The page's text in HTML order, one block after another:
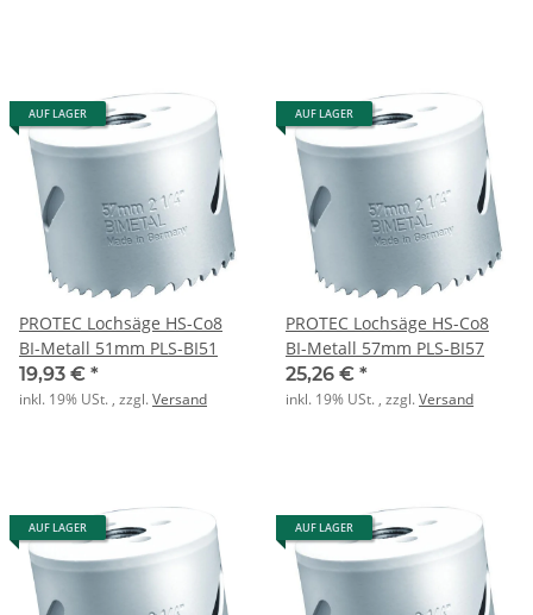
AUF LAGER
PROTEC Lochsäge HS-Co8
BI-Metall 51mm PLS-BI51
19,93 € *
inkl. 19% USt. , zzgl.Versand
AUF LAGER
PROTEC Lochsäge HS-Co8
BI-Metall 57mm PLS-BI57
25,26 € *
inkl. 19% USt. , zzgl.Versand
AUF LAGER AUF LAGER